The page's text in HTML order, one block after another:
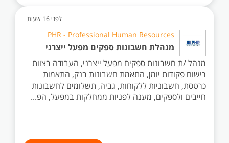
לפני 16 שעות
PHR - Professional Human Resources
מנהלת חשבונות ספקים מפעל ייצרני
מנהל /ת חשבונות ספקים מפעל ייצרני, העבודה בצוות
רישום פקודות יומן, התאמת חשבונות בנק, התאמות
כרטסת, חשבוניות ללקוחות, גביה, תשלומים לחשבונות
חייבים ולספקים, מענה לפניות ממחלקות במפעל, הפ...